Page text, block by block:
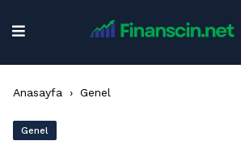
Anasayfa › Genel
Genel